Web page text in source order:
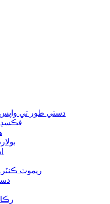
دستي طور تي واپس
فڪسڊ
ريموٽ